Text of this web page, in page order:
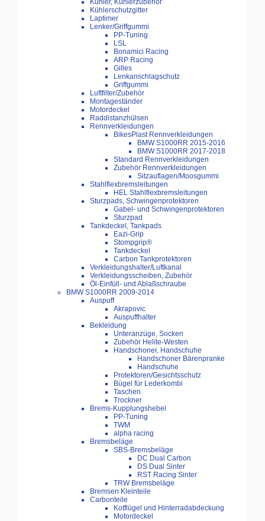
Kühler, Kühlerzubehör
Kühlerschutzgitter
Laptimer
Lenker/Griffgummi
PP-Tuning
LSL
Bonamici Racing
ARP Racing
Gilles
Lenkanschlagschutz
Griffgummi
Luftfilter/Zubehör
Montageständer
Motordeckel
Raddistanzhülsen
Rennverkleidungen
BikesPlast Rennverkleidungen
BMW S1000RR 2015-2016
BMW S1000RR 2017-2018
Standard Rennverkleidungen
Zubehör Rennverkleidungen
Sitzauflagen/Moosgummi
Stahlflexbremsleitungen
HEL Stahlflexbremsleitungen
Sturzpads, Schwingenprotektoren
Gabel- und Schwingenprotektoren
Sturzpad
Tankdeckel, Tankpads
Eazi-Grip
Stompgrip®
Tankdeckel
Carbon Tankprotektoren
Verkleidungshalter/Luftkanal
Verkleidungsscheiben, Zubehör
Öl-Einfüll- und Ablaßschraube
BMW S1000RR 2009-2014
Auspuff
Akrapovic
Auspuffhalter
Bekleidung
Unteranzüge, Socken
Zubehör Helite-Westen
Handschoner, Handschuhe
Handschoner Bärenpranke
Handschuhe
Protektoren/Gesichtsschutz
Bügel für Lederkombi
Taschen
Trockner
Brems-Kupplungshebel
PP-Tuning
TWM
alpha racing
Bremsbeläge
SBS-Bremsbeläge
DC Dual Carbon
DS Dual Sinter
RST Racing Sinter
TRW Bremsbeläge
Bremsen Kleinteile
Carbonteile
Kotflügel und Hinterradabdeckung
Motordeckel